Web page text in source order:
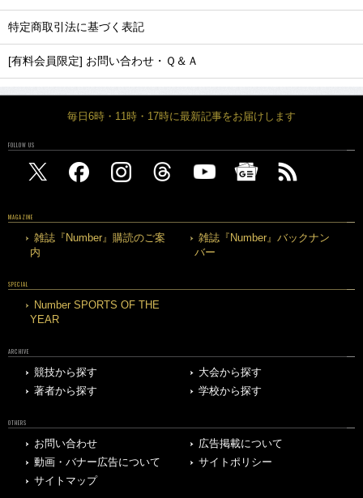
特定商取引法に基づく表記
[有料会員限定] お問い合わせ・Ｑ＆Ａ
毎日6時・11時・17時に最新記事をお届けします
FOLLOW US
MAGAZINE
雑誌『Number』購読のご案
内
雑誌『Number』バックナン
バー
SPECIAL
Number SPORTS OF THE
YEAR
ARCHIVE
競技から探す
大会から探す
著者から探す
学校から探す
OTHERS
お問い合わせ
広告掲載について
動画・バナー広告について
サイトポリシー
サイトマップ